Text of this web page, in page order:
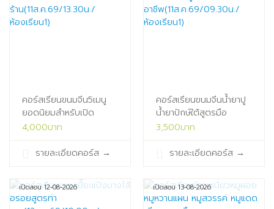
คอร์สเรียนขนมจีน5เมนู
ยอดนิยมสำหรับเปิด
ร้าน(11ส.ค.69/13.30น./
4,000บาท
รายละเอียดคอร์ส →
คอร์สเรียนขนมจีนน้ำยาปู
น้ำยาปักษ์ใต้สูตรมือ
อาชีพ(11ส.ค.69/09.30น./
3,500บาท
รายละเอียดคอร์ส →
เปิดสอน 12-08-2026 เปิดสอน 13-08-2026